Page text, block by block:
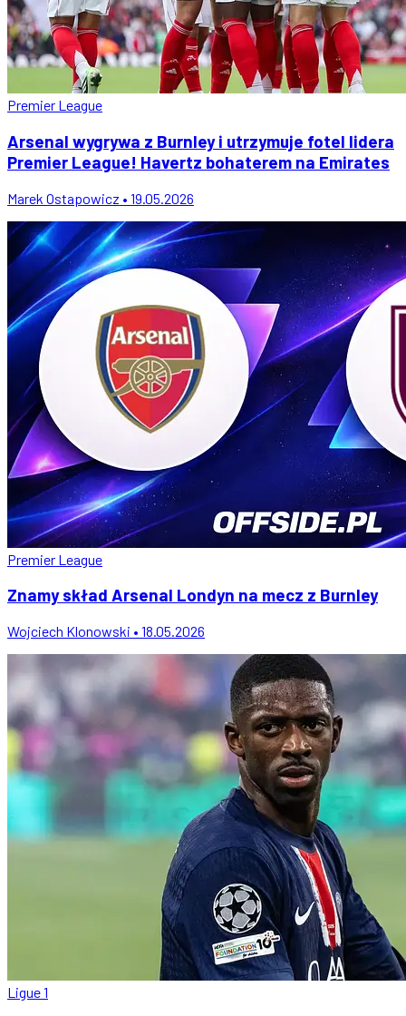
Premier League
Arsenal wygrywa z Burnley i utrzymuje fotel lidera
Premier League! Havertz bohaterem na Emirates
Marek Ostapowicz • 19.05.2026
Premier League
Znamy skład Arsenal Londyn na mecz z Burnley
Wojciech Klonowski • 18.05.2026
Ligue 1